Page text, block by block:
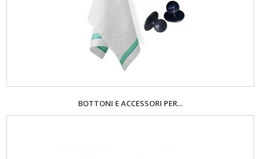
BOTTONI E ACCESSORI PER...